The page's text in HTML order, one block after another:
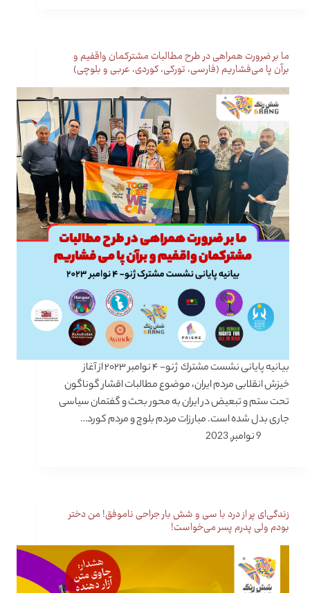
ما بر ضرورت همراهی در طرح مطالبات مشترکمان واقفیم و
برآن پا می‌فشاریم (فارسی، تورکی، کوردی، عربی و بلوچی)
بیانیه پایانی نشست مشترك ژنو- ۴ نوامبر ۲۰۲۳ از آغاز
خیزش انقلابی مردم ایران، موضوع مطالبات اقشار گوناگون
تحت ستم و تبعیض در ایران به محور بحث و گفتمان سیاسی
جاری بدل شده است. مبارزات مردم بلوچ و مردم کورد…
9 نوامبر, 2023
زندگی‌ای پر از درد با سی و شش بار جراحی ناموفق! من دختر
بودم ولی پدرم پسر می‌خواست!